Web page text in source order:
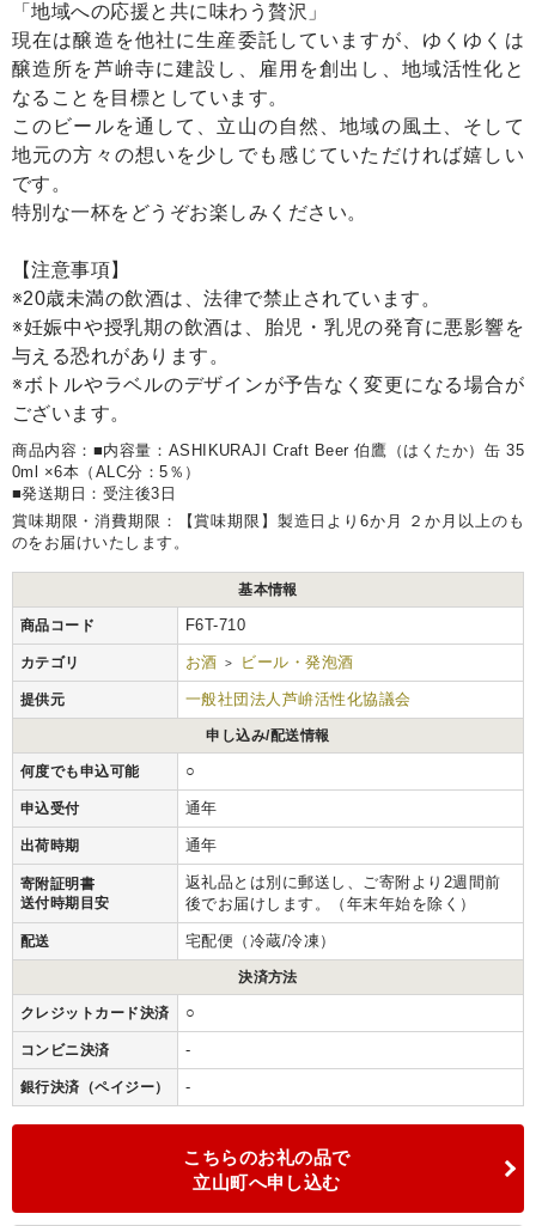
「地域への応援と共に味わう贅沢」
現在は醸造を他社に生産委託していますが、ゆくゆくは
醸造所を芦峅寺に建設し、雇用を創出し、地域活性化と
なることを目標としています。
このビールを通して、立山の自然、地域の風土、そして
地元の方々の想いを少しでも感じていただければ嬉しい
です。
特別な一杯をどうぞお楽しみください。
【注意事項】
※20歳未満の飲酒は、法律で禁止されています。
※妊娠中や授乳期の飲酒は、胎児・乳児の発育に悪影響を
与える恐れがあります。
※ボトルやラベルのデザインが予告なく変更になる場合が
ございます。
商品内容：■内容量：ASHIKURAJI Craft Beer 伯鷹（はくたか）缶 35
0ml ×6本（ALC分：5％）
■発送期日：受注後3日
賞味期限・消費期限：【賞味期限】製造日より6か月 ２か月以上のも
のをお届けいたします。
基本情報
商品コード F6T-710
カテゴリ お酒 > ビール・発泡酒
提供元 一般社団法人芦峅活性化協議会
申し込み/配送情報
何度でも申込可能 ○
申込受付 通年
出荷時期 通年
寄附証明書
送付時期目安
返礼品とは別に郵送し、ご寄附より2週間前
後でお届けします。（年末年始を除く）
配送 宅配便（冷蔵/冷凍）
決済方法
クレジットカード決済 ○
コンビニ決済 -
銀行決済（ペイジー） -
こちらのお礼の品で
立山町へ申し込む